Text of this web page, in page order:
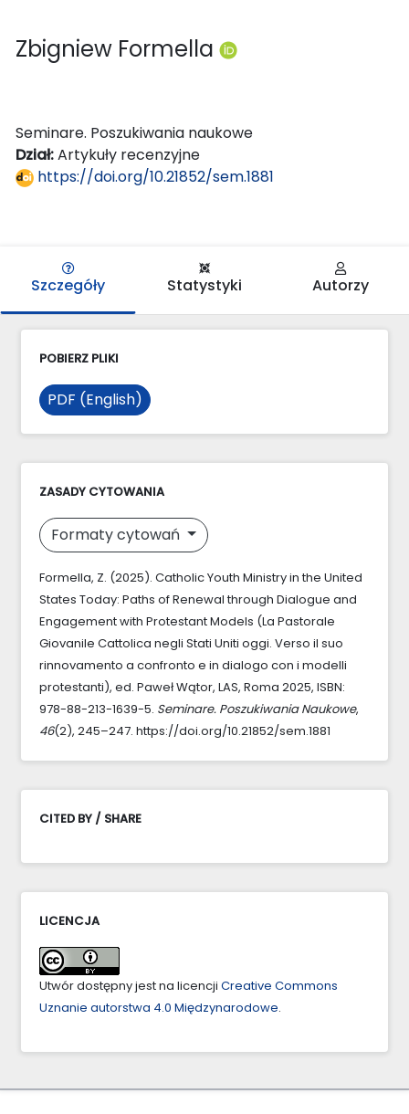
Zbigniew Formella
Seminare. Poszukiwania naukowe
Dział:Artykuły recenzyjne
https://doi.org/10.21852/sem.1881
Szczegóły Statystyki Autorzy
POBIERZ PLIKI
PDF (English)
ZASADY CYTOWANIA
Formaty cytowań
Formella, Z. (2025). Catholic Youth Ministry in the United
States Today: Paths of Renewal through Dialogue and
Engagement with Protestant Models (La Pastorale
Giovanile Cattolica negli Stati Uniti oggi. Verso il suo
rinnovamento a confronto e in dialogo con i modelli
protestanti), ed. Paweł Wątor, LAS, Roma 2025, ISBN:
978-88-213-1639-5. Seminare. Poszukiwania Naukowe,
46(2), 245–247. https://doi.org/10.21852/sem.1881
CITED BY / SHARE
LICENCJA
Utwór dostępny jest na licencji Creative Commons
Uznanie autorstwa 4.0 Międzynarodowe.